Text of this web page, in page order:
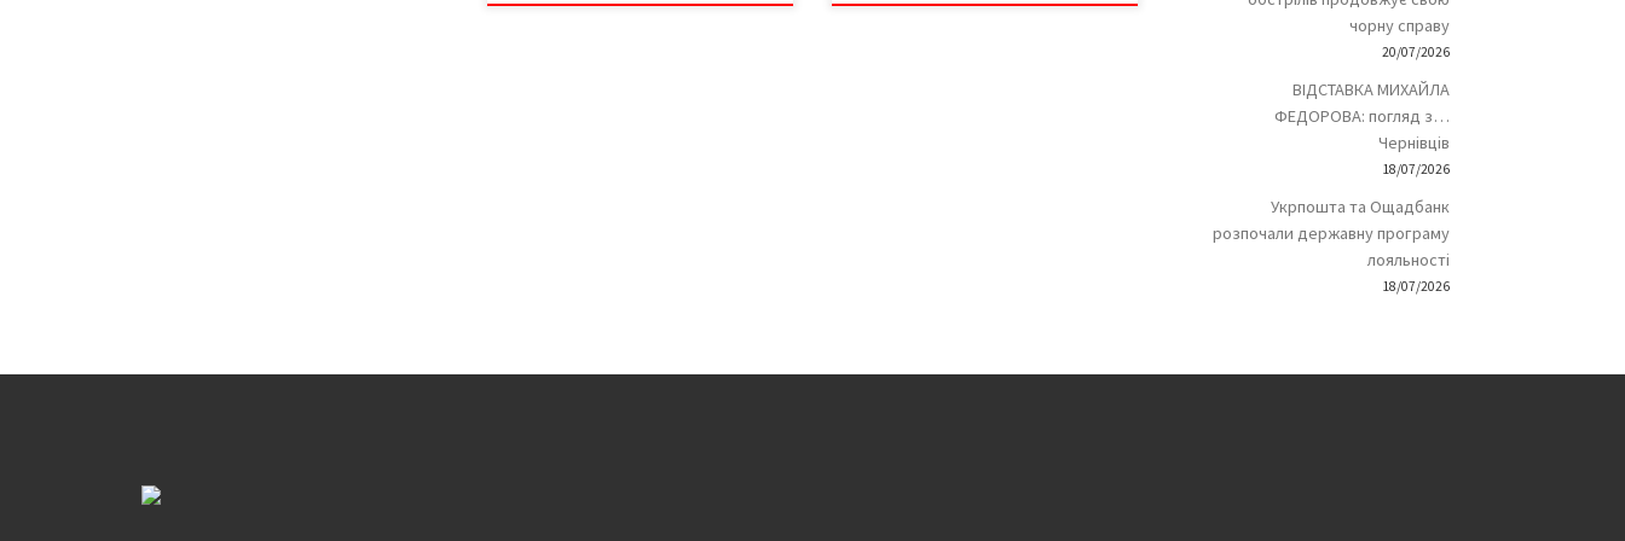
чорну справу
20/07/2026
ВІДСТАВКА МИХАЙЛА
ФЕДОРОВА: погляд з…
Чернівців
18/07/2026
Укрпошта та Ощадбанк
розпочали державну програму
лояльності
18/07/2026